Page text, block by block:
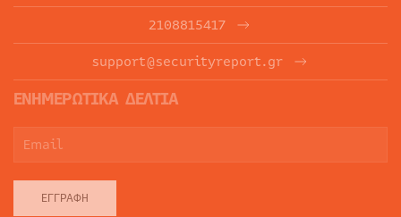
2108815417
support@securityreport.gr
ΕΝΗΜΕΡΩΤΙΚΑ ΔΕΛΤΙΑ
ΕΓΓΡΑΦΉ